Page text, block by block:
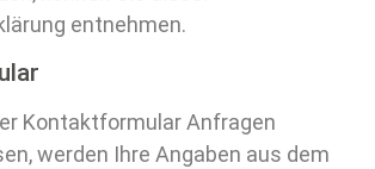
entnehmen.
Kontaktformular Anfragen
werden Ihre Angaben aus dem